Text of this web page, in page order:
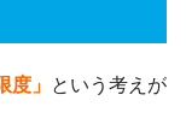
度」 という考えが